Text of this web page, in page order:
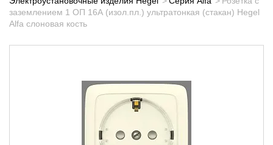
заземлением 1 ОП 16А (изол.пл.) ультратонкая (стакан) Hegel
Alfa слоновая кость